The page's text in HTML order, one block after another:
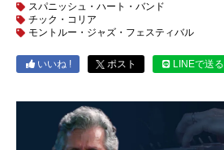
スパニッシュ・ハート・バンド
チック・コリア
モントルー・ジャズ・フェスティバル
いいね ! ポスト LINEで送る